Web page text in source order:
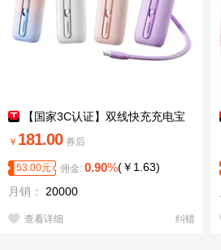
【国家3C认证】双线快充充电宝
￥ 181.00 券后
53.00元 佣金: 0.90%(￥ 1.63)
月销：
20000
查看详细 纠错